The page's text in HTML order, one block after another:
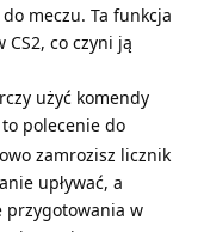
meczu. Ta funkcja
CS2, co czyni ją
użyć komendy
polecenie do
zamrozisz licznik
upływać, a
przygotowania w